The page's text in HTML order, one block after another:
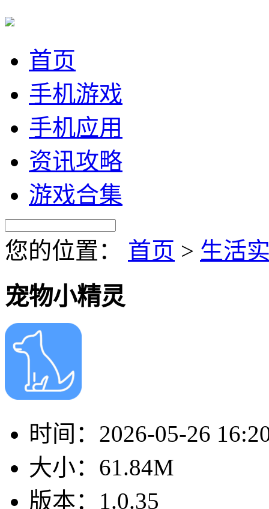
首页
手机游戏
手机应用
资讯攻略
游戏合集
您的位置： 首页 > 生活
宠物小精灵
时间： 2026-05-26
大小： 61.84M
版本： 1.0.35